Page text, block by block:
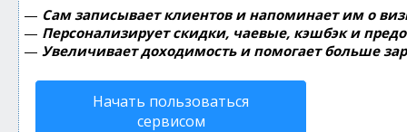
— Сам записывает клиентов и напоминает им о
— Персонализирует скидки, чаевые, кэшбэк и
— Увеличивает доходимость и помогает больше
Начать пользоваться
сервисом